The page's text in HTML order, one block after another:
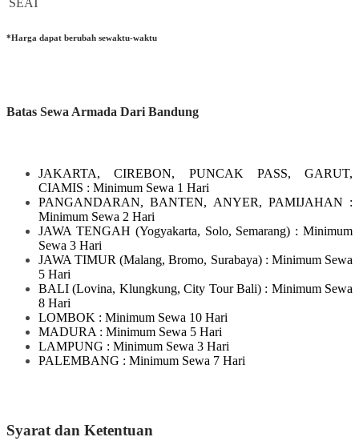
*Harga dapat berubah sewaktu-waktu
Batas Sewa Armada Dari Bandung
JAKARTA, CIREBON, PUNCAK PASS, GARUT,
CIAMIS : Minimum Sewa 1 Hari
PANGANDARAN, BANTEN, ANYER, PAMIJAHAN :
Minimum Sewa 2 Hari
JAWA TENGAH (Yogyakarta, Solo, Semarang) : Minimum
Sewa 3 Hari
JAWA TIMUR(Malang, Bromo, Surabaya) : Minimum Sewa
5 Hari
BALI (Lovina, Klungkung, City Tour Bali) : Minimum Sewa
8 Hari
LOMBOK : Minimum Sewa 10 Hari
MADURA : Minimum Sewa 5 Hari
LAMPUNG : Minimum Sewa 3 Hari
PALEMBANG : Minimum Sewa 7 Hari
Syarat dan Ketentuan